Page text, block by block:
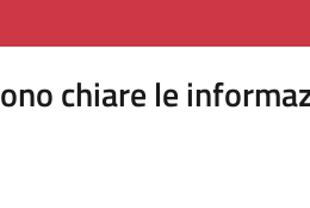
chiare le